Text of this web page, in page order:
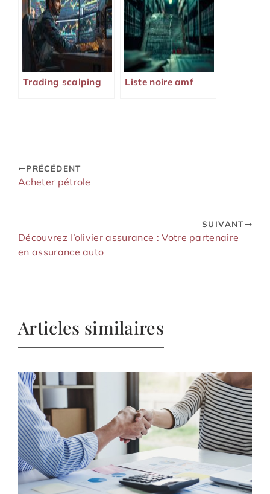
Trading scalping Liste noire amf
PRÉCÉDENT
Acheter pétrole
SUIVANT
Découvrez l’olivier assurance : Votre partenaire
en assurance auto
Articles similaires